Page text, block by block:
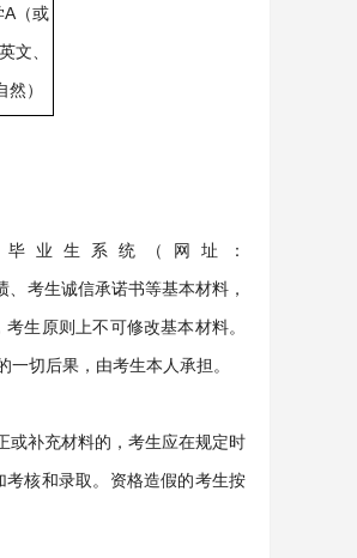
A（或
文、
）
毕 业 生 系 统 （ 网 址 ：
考生诚信承诺书等基本材料，
生原则上不可修改基本材料。
切后果，由考生本人承担。
或补充材料的，考生应在规定时
核和录取。资格造假的考生按